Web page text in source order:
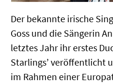
Der bekannte irische
Goss und die Sängerin
letztes Jahr ihr erstes
Starlings’ veröffentlicht
im Rahmen einer